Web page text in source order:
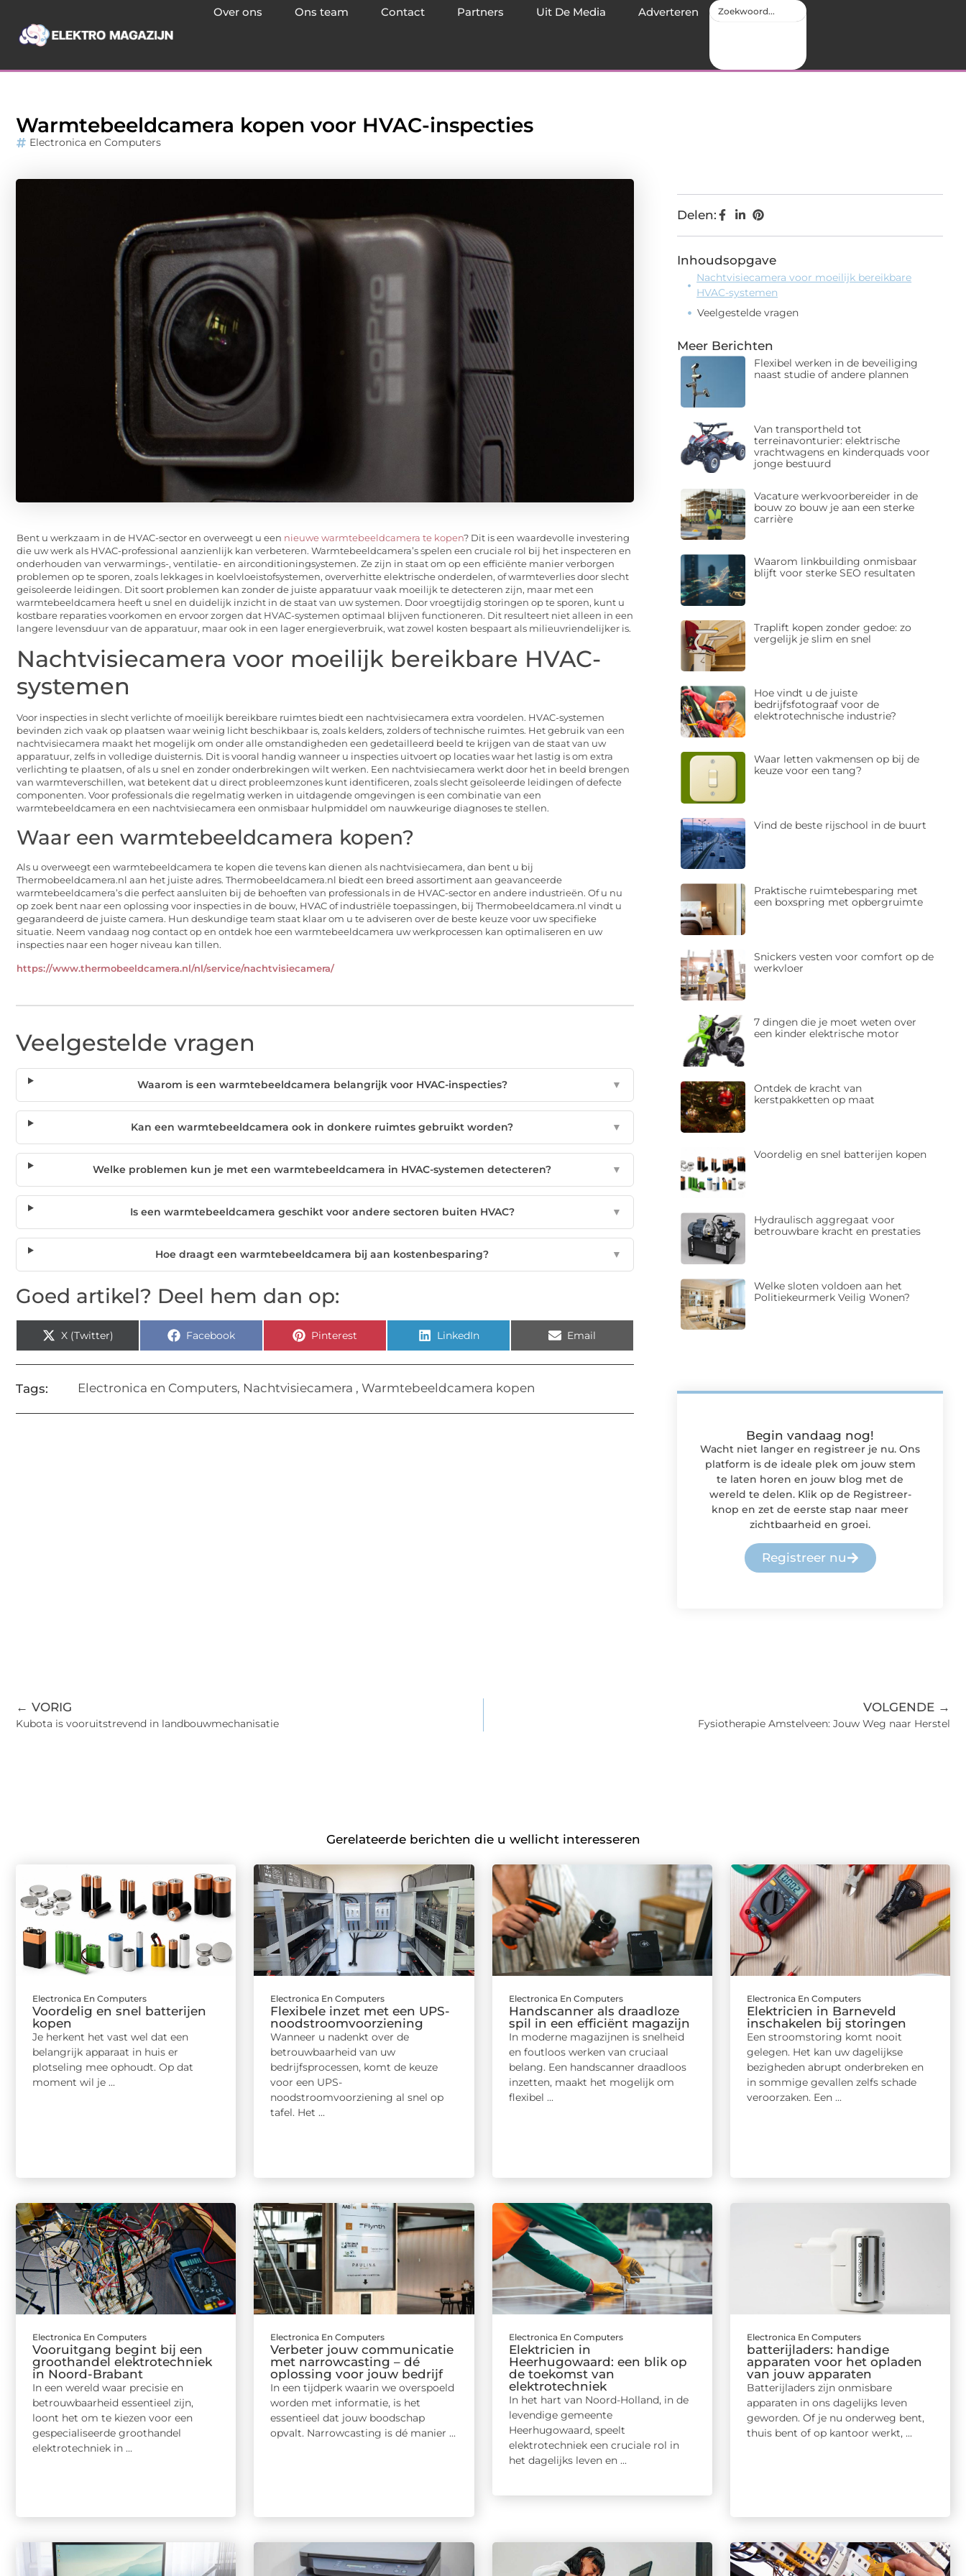
Over ons Ons team Contact Partners Uit De Media Adverteren
Warmtebeeldcamera kopen voor HVAC-inspecties
Electronica en Computers
Bent u werkzaam in de HVAC-sector en overweegt u een nieuwe warmtebeeldcamera te kopen? Dit is een waardevolle investering
die uw werk als HVAC-professional aanzienlijk kan verbeteren. Warmtebeeldcamera’s spelen een cruciale rol bij het inspecteren en
onderhouden van verwarmings-, ventilatie- en airconditioningsystemen. Ze zijn in staat om op een efficiënte manier verborgen
problemen op te sporen, zoals lekkages in koelvloeistofsystemen, oververhitte elektrische onderdelen, of warmteverlies door slecht
geïsoleerde leidingen. Dit soort problemen kan zonder de juiste apparatuur vaak moeilijk te detecteren zijn, maar met een
warmtebeeldcamera heeft u snel en duidelijk inzicht in de staat van uw systemen. Door vroegtijdig storingen op te sporen, kunt u
kostbare reparaties voorkomen en ervoor zorgen dat HVAC-systemen optimaal blijven functioneren. Dit resulteert niet alleen in een
langere levensduur van de apparatuur, maar ook in een lager energieverbruik, wat zowel kosten bespaart als milieuvriendelijker is.
Nachtvisiecamera voor moeilijk bereikbare HVAC-
systemen
Voor inspecties in slecht verlichte of moeilijk bereikbare ruimtes biedt een nachtvisiecamera extra voordelen. HVAC-systemen
bevinden zich vaak op plaatsen waar weinig licht beschikbaar is, zoals kelders, zolders of technische ruimtes. Het gebruik van een
nachtvisiecamera maakt het mogelijk om onder alle omstandigheden een gedetailleerd beeld te krijgen van de staat van uw
apparatuur, zelfs in volledige duisternis. Dit is vooral handig wanneer u inspecties uitvoert op locaties waar het lastig is om extra
verlichting te plaatsen, of als u snel en zonder onderbrekingen wilt werken. Een nachtvisiecamera werkt door het in beeld brengen
van warmteverschillen, wat betekent dat u direct probleemzones kunt identificeren, zoals slecht geïsoleerde leidingen of defecte
componenten. Voor professionals die regelmatig werken in uitdagende omgevingen is een combinatie van een
warmtebeeldcamera en een nachtvisiecamera een onmisbaar hulpmiddel om nauwkeurige diagnoses te stellen.
Waar een warmtebeeldcamera kopen?
Als u overweegt een warmtebeeldcamera te kopen die tevens kan dienen als nachtvisiecamera, dan bent u bij
Thermobeeldcamera.nl aan het juiste adres. Thermobeeldcamera.nl biedt een breed assortiment aan geavanceerde
warmtebeeldcamera’s die perfect aansluiten bij de behoeften van professionals in de HVAC-sector en andere industrieën. Of u nu
op zoek bent naar een oplossing voor inspecties in de bouw, HVAC of industriële toepassingen, bij Thermobeeldcamera.nl vindt u
gegarandeerd de juiste camera. Hun deskundige team staat klaar om u te adviseren over de beste keuze voor uw specifieke
situatie. Neem vandaag nog contact op en ontdek hoe een warmtebeeldcamera uw werkprocessen kan optimaliseren en uw
inspecties naar een hoger niveau kan tillen.
https://www.thermobeeldcamera.nl/nl/service/nachtvisiecamera/
Veelgestelde vragen
Waarom is een warmtebeeldcamera belangrijk voor HVAC-inspecties? ▼
Kan een warmtebeeldcamera ook in donkere ruimtes gebruikt worden? ▼
Welke problemen kun je met een warmtebeeldcamera in HVAC-systemen detecteren? ▼
Is een warmtebeeldcamera geschikt voor andere sectoren buiten HVAC? ▼
Hoe draagt een warmtebeeldcamera bij aan kostenbesparing? ▼
Goed artikel? Deel hem dan op:
X (Twitter) Facebook Pinterest LinkedIn Email
Tags: Electronica en Computers, Nachtvisiecamera , Warmtebeeldcamera kopen
Delen:
Inhoudsopgave
Nachtvisiecamera voor moeilijk bereikbare
HVAC-systemen
Veelgestelde vragen
Meer Berichten
Flexibel werken in de beveiliging
naast studie of andere plannen
Van transportheld tot
terreinavonturier: elektrische
vrachtwagens en kinderquads voor
jonge bestuurd
Vacature werkvoorbereider in de
bouw zo bouw je aan een sterke
carrière
Waarom linkbuilding onmisbaar
blijft voor sterke SEO resultaten
Traplift kopen zonder gedoe: zo
vergelijk je slim en snel
Hoe vindt u de juiste
bedrijfsfotograaf voor de
elektrotechnische industrie?
Waar letten vakmensen op bij de
keuze voor een tang?
Vind de beste rijschool in de buurt
Praktische ruimtebesparing met
een boxspring met opbergruimte
Snickers vesten voor comfort op de
werkvloer
7 dingen die je moet weten over
een kinder elektrische motor
Ontdek de kracht van
kerstpakketten op maat
Voordelig en snel batterijen kopen
Hydraulisch aggregaat voor
betrouwbare kracht en prestaties
Welke sloten voldoen aan het
Politiekeurmerk Veilig Wonen?
Begin vandaag nog!
Wacht niet langer en registreer je nu. Ons
platform is de ideale plek om jouw stem
te laten horen en jouw blog met de
wereld te delen. Klik op de Registreer-
knop en zet de eerste stap naar meer
zichtbaarheid en groei.
Registreer nu
← VORIG
Kubota is vooruitstrevend in landbouwmechanisatie
VOLGENDE →
Fysiotherapie Amstelveen: Jouw Weg naar Herstel
Gerelateerde berichten die u wellicht interesseren
Electronica En Computers
Voordelig en snel batterijen
kopen
Je herkent het vast wel dat een
belangrijk apparaat in huis er
plotseling mee ophoudt. Op dat
moment wil je ...
Electronica En Computers
Flexibele inzet met een UPS-
noodstroomvoorziening
Wanneer u nadenkt over de
betrouwbaarheid van uw
bedrijfsprocessen, komt de keuze
voor een UPS-
noodstroomvoorziening al snel op
tafel. Het ...
Electronica En Computers
Handscanner als draadloze
spil in een efficiënt magazijn
In moderne magazijnen is snelheid
en foutloos werken van cruciaal
belang. Een handscanner draadloos
inzetten, maakt het mogelijk om
flexibel ...
Electronica En Computers
Elektricien in Barneveld
inschakelen bij storingen
Een stroomstoring komt nooit
gelegen. Het kan uw dagelijkse
bezigheden abrupt onderbreken en
in sommige gevallen zelfs schade
veroorzaken. Een ...
Electronica En Computers
Vooruitgang begint bij een
groothandel elektrotechniek
in Noord-Brabant
In een wereld waar precisie en
betrouwbaarheid essentieel zijn,
loont het om te kiezen voor een
gespecialiseerde groothandel
elektrotechniek in ...
Electronica En Computers
Verbeter jouw communicatie
met narrowcasting – dé
oplossing voor jouw bedrijf
In een tijdperk waarin we overspoeld
worden met informatie, is het
essentieel dat jouw boodschap
opvalt. Narrowcasting is dé manier ...
Electronica En Computers
Elektricien in
Heerhugowaard: een blik op
de toekomst van
elektrotechniek
In het hart van Noord-Holland, in de
levendige gemeente
Heerhugowaard, speelt
elektrotechniek een cruciale rol in
het dagelijks leven en ...
Electronica En Computers
batterijladers: handige
apparaten voor het opladen
van jouw apparaten
Batterijladers zijn onmisbare
apparaten in ons dagelijks leven
geworden. Of je nu onderweg bent,
thuis bent of op kantoor werkt, ...